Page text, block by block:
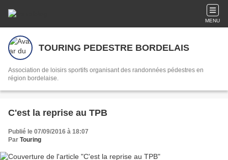
MENU
TOURING PEDESTRE BORDELAIS
Association de loisirs sportifs organisant des randonnées pédestres en
région bordelaise.
C'est la reprise au TPB
Publié le 07/09/2016 à 18:07
Par Touring